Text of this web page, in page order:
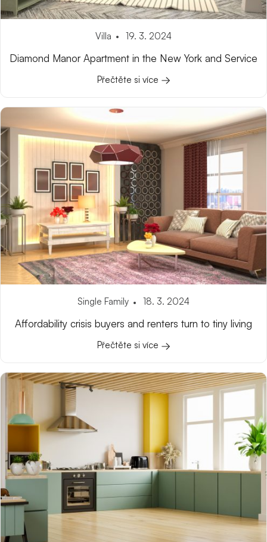
Villa 19. 3. 2024
Diamond Manor Apartment in the New York and Service
Přečtěte si více
Single Family 18. 3. 2024
Affordability crisis buyers and renters turn to tiny living
Přečtěte si více